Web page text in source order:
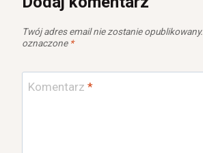
Twój adres email nie zostanie opublikowany.
oznaczone *
Komentarz *